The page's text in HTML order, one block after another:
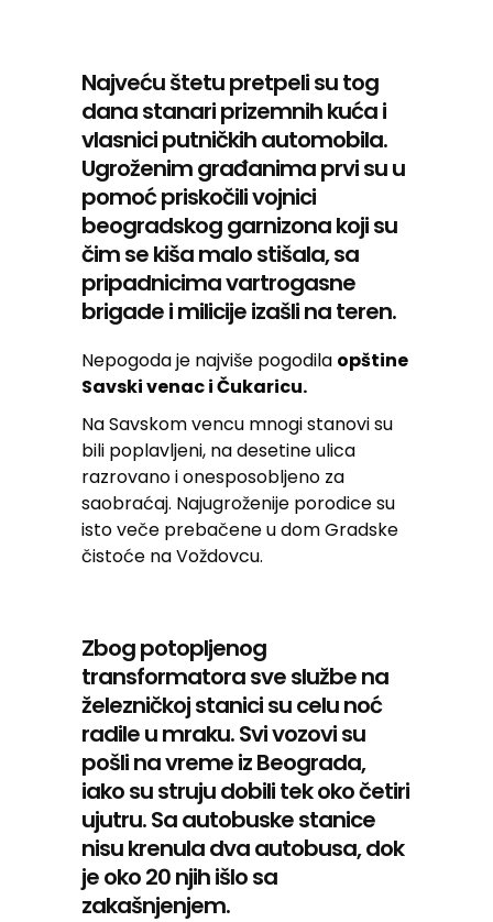
Najveću štetu pretpeli su tog
dana stanari prizemnih kuća i
vlasnici putničkih automobila.
Ugroženim građanima prvi su u
pomoć priskočili vojnici
beogradskog garnizona koji su
čim se kiša malo stišala, sa
pripadnicima vartrogasne
brigade i milicije izašli na teren.
Nepogoda je najviše pogodila opštine
Savski venac i Čukaricu.
Na Savskom vencu mnogi stanovi su
bili poplavljeni, na desetine ulica
razrovano i onesposobljeno za
saobraćaj. Najugroženije porodice su
isto veče prebačene u dom Gradske
čistoće na Voždovcu.
Zbog potopljenog
transformatora sve službe na
železničkoj stanici su celu noć
radile u mraku. Svi vozovi su
pošli na vreme iz Beograda,
iako su struju dobili tek oko četiri
ujutru. Sa autobuske stanice
nisu krenula dva autobusa, dok
je oko 20 njih išlo sa
zakašnjenjem.